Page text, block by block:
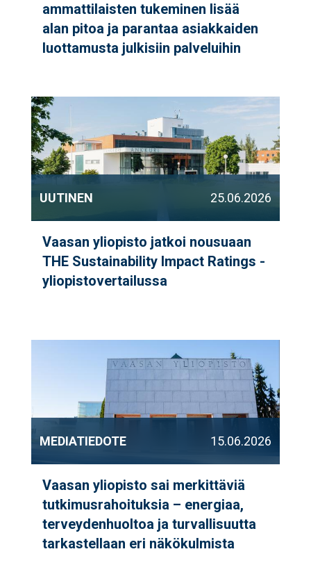
ammattilaisten tukeminen lisää
alan pitoa ja parantaa asiakkaiden
luottamusta julkisiin palveluihin
UUTINEN 25.06.2026
Vaasan yliopisto jatkoi nousuaan
THE Sustainability Impact Ratings -
yliopistovertailussa
MEDIATIEDOTE 15.06.2026
Vaasan yliopisto sai merkittäviä
tutkimusrahoituksia – energiaa,
terveydenhuoltoa ja turvallisuutta
tarkastellaan eri näkökulmista